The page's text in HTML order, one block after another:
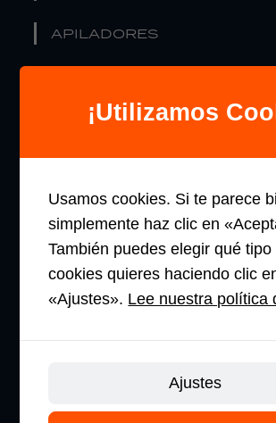
APILADORES
RETRÁCTILES
EMPRESA
NUESTRO CATÁLOGO
¡Utilizamos
Usamos cookies. Si te parece
simplemente haz clic en
También puedes elegir qué tipo
cookies quieres haciendo clic
«Ajustes». Lee nuestra política
Ajustes